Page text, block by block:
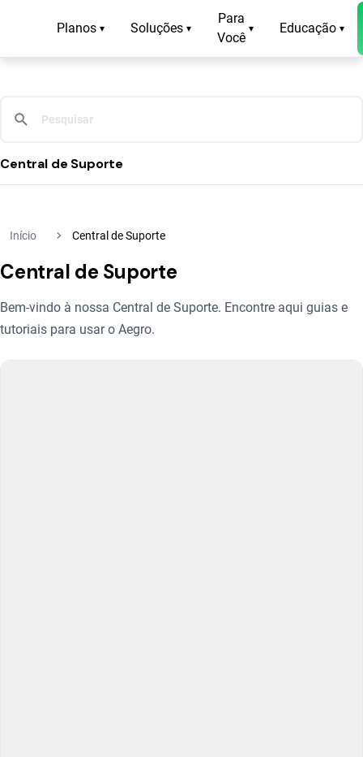
Planos ▾ Soluções ▾
Para
Você
▾ Educação ▾
Central de Suporte
Início navigate_next Central de Suporte
Central de Suporte
Bem-vindo à nossa Central de Suporte. Encontre aqui guias e
tutoriais para usar o Aegro.